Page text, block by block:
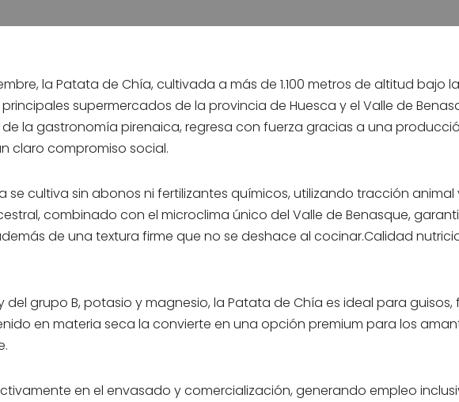
la Patata de Chía, cultivada a más de 1.100 metros de altitud bajo
supermercados de la provincia de Huesca y el Valle de
la gastronomía pirenaica, regresa con fuerza gracias a una
claro compromiso social.
se cultiva sin abonos ni fertilizantes químicos, utilizando tracción
combinado con el microclima único del Valle de Benasque,
de una textura firme que no se deshace al cocinar.Calidad
del grupo B, potasio y magnesio, la Patata de Chía es ideal para guisos,
en materia seca la convierte en una opción premium para los
en el envasado y comercialización, generando empleo